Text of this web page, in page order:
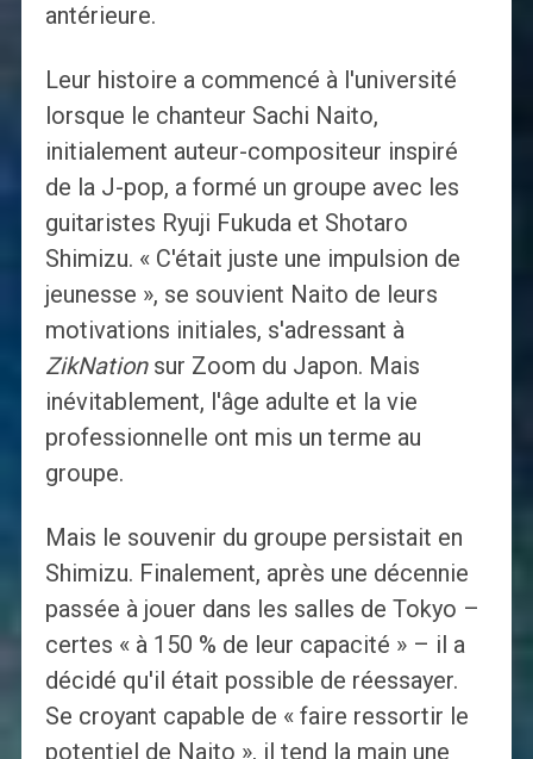
antérieure.
Leur histoire a commencé à l'université
lorsque le chanteur Sachi Naito,
initialement auteur-compositeur inspiré
de la J-pop, a formé un groupe avec les
guitaristes Ryuji Fukuda et Shotaro
Shimizu. « C'était juste une impulsion de
jeunesse », se souvient Naito de leurs
motivations initiales, s'adressant à
ZikNationsur Zoom du Japon. Mais
inévitablement, l'âge adulte et la vie
professionnelle ont mis un terme au
groupe.
Mais le souvenir du groupe persistait en
Shimizu. Finalement, après une décennie
passée à jouer dans les salles de Tokyo –
certes « à 150 % de leur capacité » – il a
décidé qu'il était possible de réessayer.
Se croyant capable de « faire ressortir le
potentiel de Naito », il tend la main une